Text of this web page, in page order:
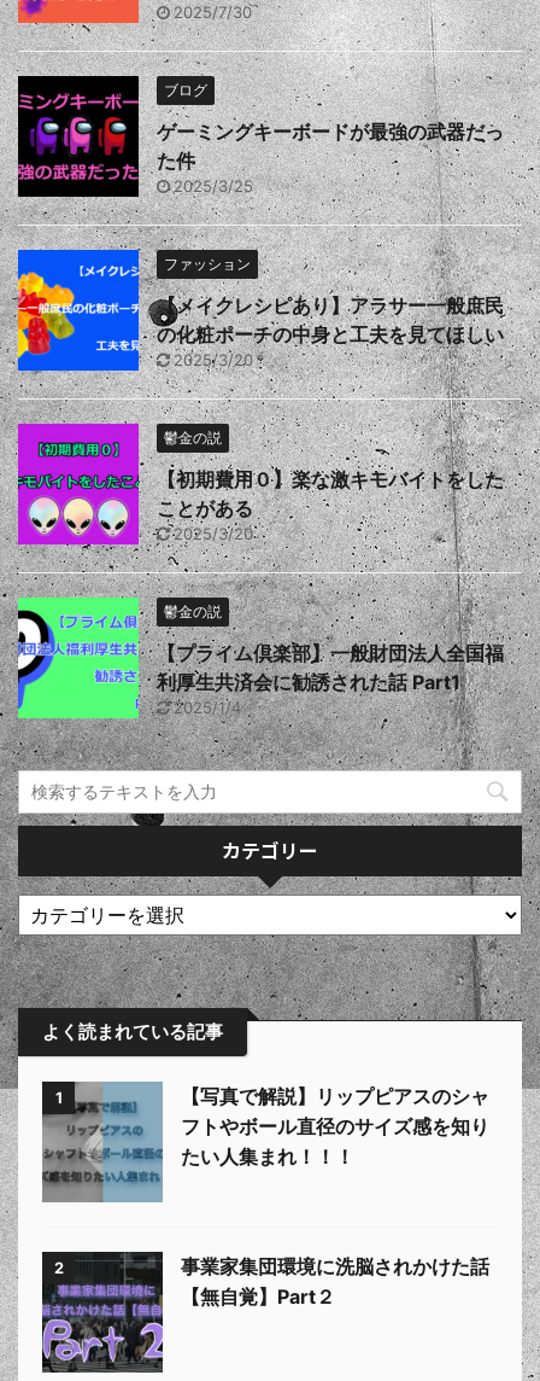
2025/7/30
ブログ
ゲーミングキーボードが最強の武器だっ
た件
2025/3/25
ファッション
【メイクレシピあり】アラサー一般庶民
の化粧ポーチの中身と工夫を見てほしい
2025/3/20
鬱金の説
【初期費用０】楽な激キモバイトをした
ことがある
2025/3/20
鬱金の説
【プライム倶楽部】一般財団法人全国福
利厚生共済会に勧誘された話 Part1
2025/1/4
カテゴリー
よく読まれている記事
1
【写真で解説】リップピアスのシャ
フトやボール直径のサイズ感を知り
たい人集まれ！！！
2
事業家集団環境に洗脳されかけた話
【無自覚】Part２